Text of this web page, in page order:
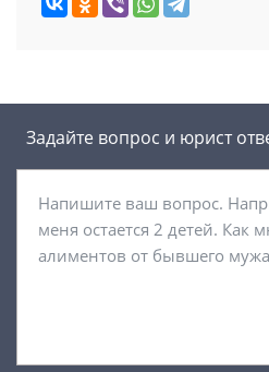
Задайте вопрос и юрист